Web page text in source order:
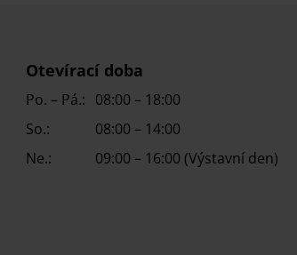
Otevírací doba
Po. – Pá.: 08:00 – 18:00
So.:
08:00 – 14:00
Ne.:
09:00 – 16:00 (Výstavní den)